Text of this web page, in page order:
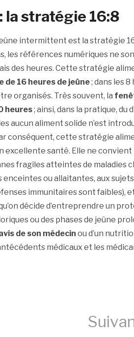
la stratégie 16:8
intermittent est la stratégie
les références numériques ne
des heures. Cette stratégie
16 heures de jeûne; dans les 8
organisés. Très souvent, la
heures; ainsi, dans la pratique, du
aucun aliment solide n’est
conséquent, cette stratégie
excellente santé. Elle ne convient
fragiles atteintes de maladies
enceintes ou allaitantes, aux sujets
immunitaires sont faibles),
décide d’entreprendre un
ou des phases de jeûne
de son médecin ou d’un
médicaux et les